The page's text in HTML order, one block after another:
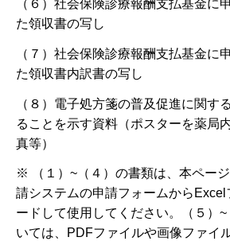
（６）社会保険診療報酬支払基金に
た領収書の写し
（７）社会保険診療報酬支払基金に
た領収書内訳書の写し
（８）電子処方箋の普及促進に関す
ることを示す資料（ポスターを薬局
真等）
※ （１）~（４）の書類は、​本ペー
請システムの申請フォームからExcel
ードして使用してください。（５）
いては、PDFファイルや画像ファイ